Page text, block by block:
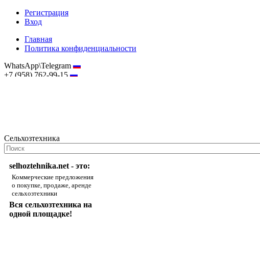
Регистрация
Вход
Главная
Политика конфиденциальности
WhatsApp\Telegram
+7 (958) 762-99-15
Сельхозтехника
selhoztehnika.net - это:
Коммерческие предложения
о покупке, продаже, аренде
сельхозтехники
Вся сельхозтехника на
одной площадке!